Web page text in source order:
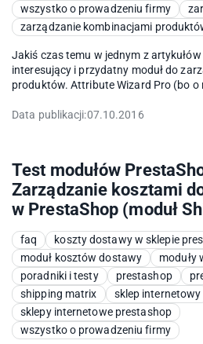
wszystko o prowadzeniu firmy
zarządzanie kombinacjami
Jakiś czas temu w jednym z
interesujący i przydatny moduł do
produktów. Attribute Wizard Pro (bo o
Data publikacji:07.10.2016
Test modułów
Zarządzanie kosztami
w PrestaShop (moduł
faq
koszty dostawy w sklepie
moduł kosztów dostawy
moduły
poradniki i testy
prestashop
shipping matrix
sklep internetowy
sklepy internetowe prestashop
wszystko o prowadzeniu firmy